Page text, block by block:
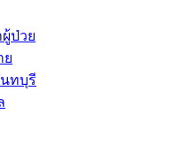
ป่วย
ย
ทบุรี